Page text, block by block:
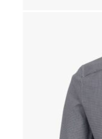
Naisten
Naisten
Mekot